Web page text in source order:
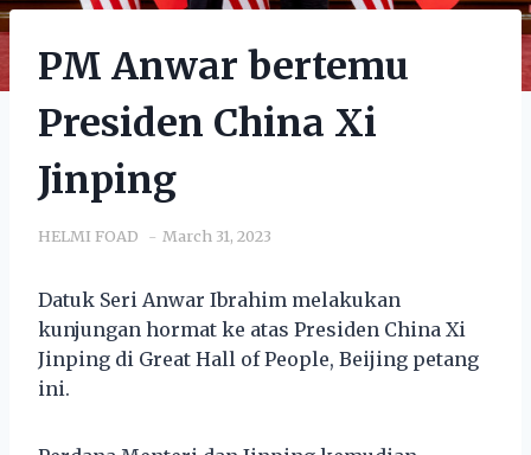
PM Anwar bertemu
Presiden China Xi
Jinping
HELMI FOAD March 31, 2023
Datuk Seri Anwar Ibrahim melakukan
kunjungan hormat ke atas Presiden China Xi
Jinping di Great Hall of People, Beijing petang
ini.